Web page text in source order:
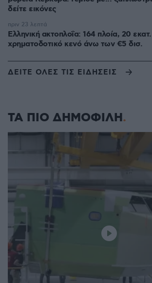
δείτε εικόνες
Ελληνική ακτοπλοΐα: 164 πλοία, 20
χρηματοδοτικό κενό άνω των €5 δισ.
πριν 23 λεπτά
ΔΕΙΤΕ ΟΛΕΣ ΤΙΣ ΕΙΔΗΣΕΙΣ
ΤΑ ΠΙΟ ΔΗΜΟΦΙΛΗ